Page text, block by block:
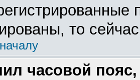
то
часовой